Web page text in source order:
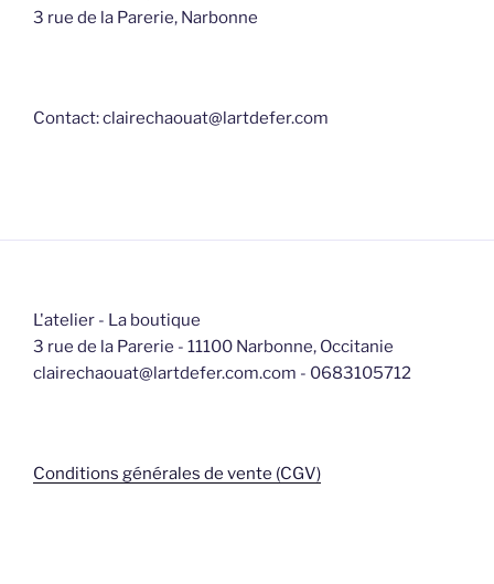
3 rue de la Parerie, Narbonne
Contact: clairechaouat@lartdefer.com
L'atelier - La boutique
3 rue de la Parerie - 11100 Narbonne, Occitanie
clairechaouat@lartdefer.com.com - 0683105712
Conditions générales de vente (CGV)